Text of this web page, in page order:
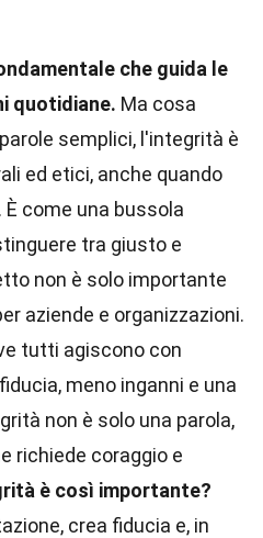
che guida le
quotidiane. Ma cosa
semplici, l'integrità è
ed etici, anche quando
come una bussola
tra giusto e
non è solo importante
aziende e organizzazioni.
tutti agiscono con
meno inganni e una
non è solo una parola,
richiede coraggio e
è così importante?
crea fiducia e, in